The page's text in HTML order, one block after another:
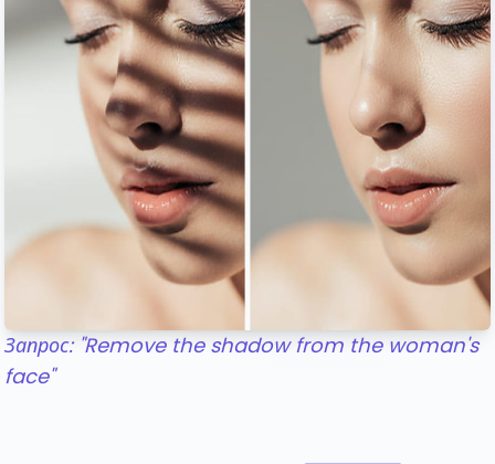
Запрос: "Remove the shadow from the woman's
face"